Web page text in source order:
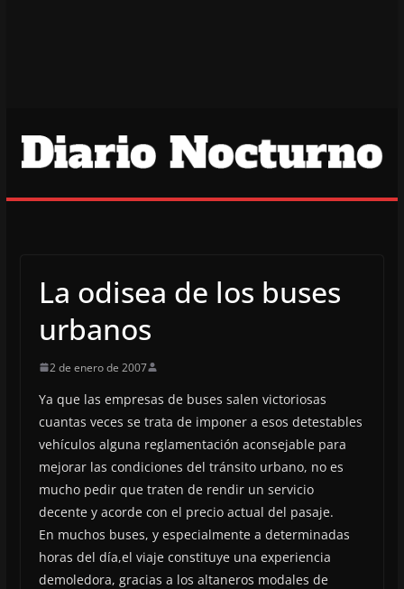
La odisea de los buses
urbanos
2 de enero de 2007
Ya que las empresas de buses salen victoriosas
cuantas veces se trata de imponer a esos detestables
vehículos alguna reglamentación aconsejable para
mejorar las condiciones del tránsito urbano, no es
mucho pedir que traten de rendir un servicio
decente y acorde con el precio actual del pasaje.
En muchos buses, y especialmente a determinadas
horas del día,el viaje constituye una experiencia
demoledora, gracias a los altaneros modales de